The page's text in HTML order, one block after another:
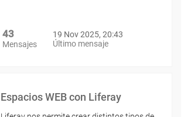
43
Mensajes
19 Nov 2025, 20:43
Último mensaje
Espacios WEB con Liferay